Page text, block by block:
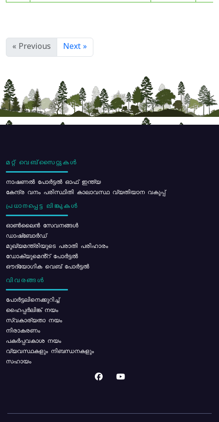
« Previous Next »
മറ്റ് വെബ്സൈറ്റുകൾ
നാഷണൽ പോർട്ടൽ ഓഫ് ഇന്ത്യ
കേന്ദ്ര വനം പരിസ്ഥിതി കാലാവസ്ഥ വ്യതിയാന വകുപ്പ്
പ്രധാനപ്പെട്ട ലിങ്കുകൾ
ഓൺലൈൻ സേവനങ്ങൾ
ഡാഷ്ബോർഡ്
മുഖ്യമന്ത്രിയുടെ പരാതി പരിഹാരം
ഡോക്യുമെൻ്റ് പോർട്ടൽ
ഔദ്യോഗിക വെബ് പോർട്ടൽ
വിവരങ്ങൾ
പോര്‍ട്ടലിനെക്കുറിച്ച്
ഹൈപ്പർലിങ്ക് നയം
സ്വകാര്യതാ നയം
നിരാകരണം
പകർപ്പവകാശ നയം
വ്യവസ്ഥകളും നിബന്ധനകളും
സഹായം